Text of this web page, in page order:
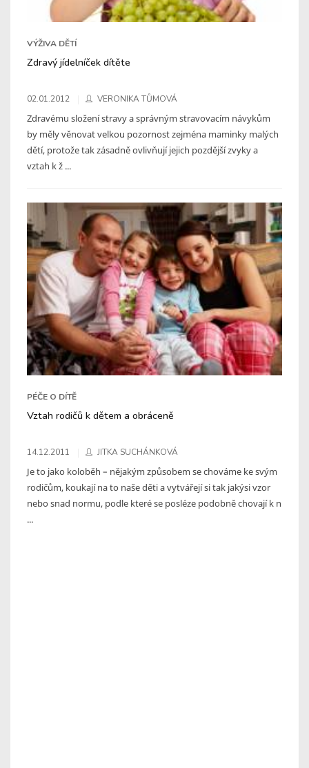
VÝŽIVA DĚTÍ
Zdravý jídelníček dítěte
02.01.2012 VERONIKA TŮMOVÁ
Zdravému složení stravy a správným stravovacím návykům
by měly věnovat velkou pozornost zejména maminky malých
dětí, protože tak zásadně ovlivňují jejich pozdější zvyky a
vztah k ž ...
PÉČE O DÍTĚ
Vztah rodičů k dětem a obráceně
14.12.2011 JITKA SUCHÁNKOVÁ
Je to jako koloběh – nějakým způsobem se chováme ke svým
rodičům, koukají na to naše děti a vytvářejí si tak jakýsi vzor
nebo snad normu, podle které se posléze podobně chovají k n
...